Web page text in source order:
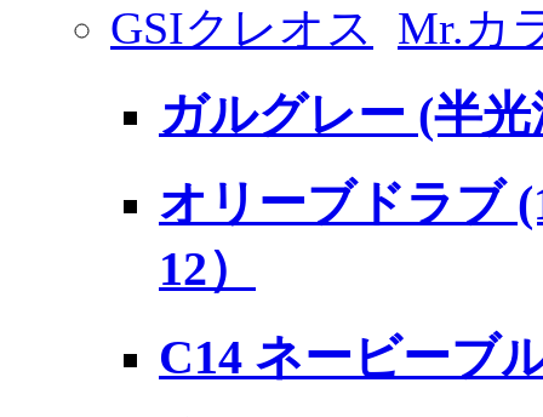
GSIクレオス Mr.カ
ガルグレー (半光
オリーブドラブ
12）
C14 ネービーブ